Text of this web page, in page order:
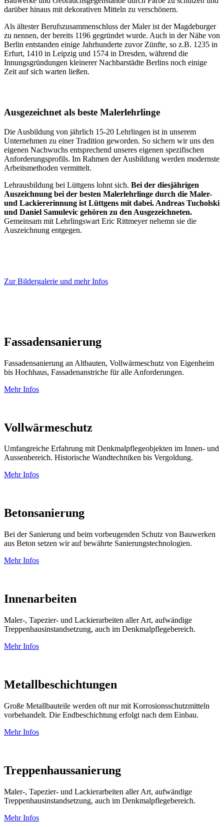
darüber hinaus mit dekorativen Mitteln zu verschönern.
Als ältester Berufszusammenschluss der Maler ist der Magdeburger
zu nennen, der bereits 1196 gegründet wurde. Auch in der Nähe von
Berlin entstanden einige Jahrhunderte zuvor Zünfte, so z.B. 1235 in
Erfurt, 1410 in Leipzig und 1574 in Dresden, während die
Innungsgründungen kleinerer Nachbarstädte Berlins noch einige
Zeit auf sich warten ließen.
Ausgezeichnet als beste Malerlehrlinge
Die Ausbildung von jährlich 15-20 Lehrlingen ist in unserem
Unternehmen zu einer Tradition geworden. So sichern wir uns den
eigenen Nachwuchs entsprechend unseres eigenen spezifischen
Anforderungsprofils. Im Rahmen der Ausbildung werden modernste
Arbeitsmethoden vermittelt.
Lehrausbildung bei Lüttgens lohnt sich. Bei der diesjährigen
Auszeichnung bei der besten Malerlehrlinge durch die Maler-
und Lackiererinnung ist Lüttgens mit dabei. Andreas Tucholski
und Daniel Samulevic gehören zu den Ausgezeichneten.
Gemeinsam mit Lehrlingswart Eric Rittmeyer nehemn sie die
Auszeichnung entgegen.
Zur Bildergalerie und mehr Infos
Fassadensanierung
Fassadensanierung an Altbauten, Vollwärmeschutz von Eigenheim
bis Hochhaus, Fassadenanstriche für alle Anforderungen.
Mehr Infos
Vollwärmeschutz
Umfangreiche Erfahrung mit Denkmalpflegeobjekten im Innen- und
Aussenbereich. Historische Wandtechniken bis Vergoldung.
Mehr Infos
Betonsanierung
Bei der Sanierung und beim vorbeugenden Schutz von Bauwerken
aus Beton setzen wir auf bewährte Sanierungstechnologien.
Mehr Infos
Innenarbeiten
Maler-, Tapezier- und Lackierarbeiten aller Art, aufwändige
Treppenhausinstandsetzung, auch im Denkmalpflegebereich.
Mehr Infos
Metallbeschichtungen
Große Metallbauteile werden oft nur mit Korrosionsschutzmitteln
vorbehandelt. Die Endbeschichtung erfolgt nach dem Einbau.
Mehr Infos
Treppenhaussanierung
Maler-, Tapezier- und Lackierarbeiten aller Art, aufwändige
Treppenhausinstandsetzung, auch im Denkmalpflegebereich.
Mehr Infos